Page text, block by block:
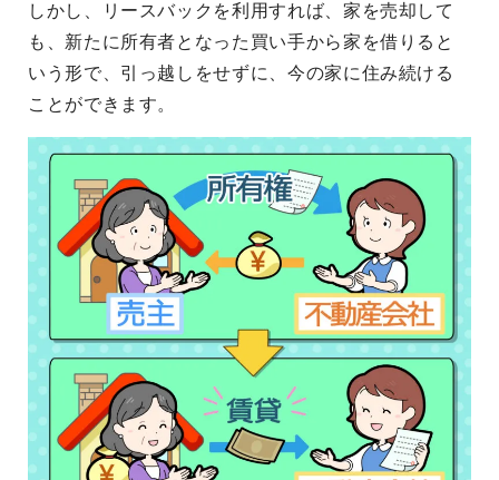
しかし、リースバックを利用すれば、家を売却して
も、新たに所有者となった買い手から家を借りると
いう形で、引っ越しをせずに、今の家に住み続ける
ことができます。